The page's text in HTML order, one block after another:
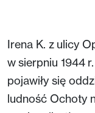
Irena K. z ulicy
w sierpniu 1944
pojawiły się
ludność Ochoty